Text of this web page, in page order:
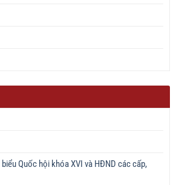
Quốc hội khóa XVI và HĐND các cấp,